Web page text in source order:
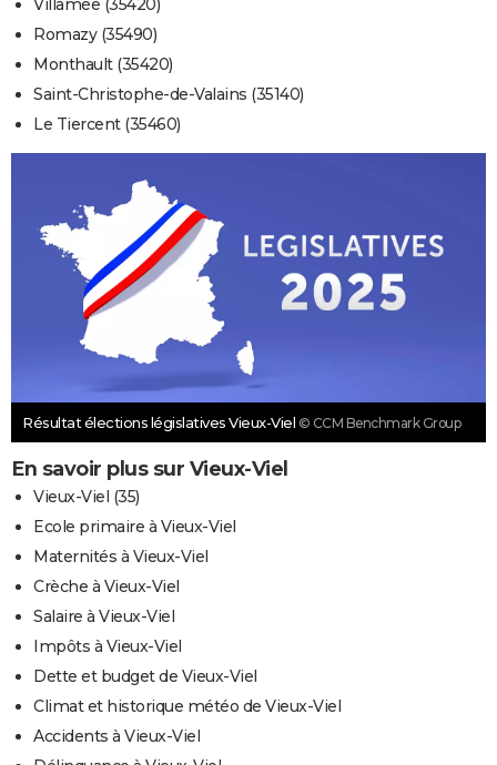
Villamée (35420)
Romazy (35490)
Monthault (35420)
Saint-Christophe-de-Valains (35140)
Le Tiercent (35460)
Résultat élections législatives Vieux-Viel © CCM Benchmark Group
En savoir plus sur Vieux-Viel
Vieux-Viel (35)
Ecole primaire à Vieux-Viel
Maternités à Vieux-Viel
Crèche à Vieux-Viel
Salaire à Vieux-Viel
Impôts à Vieux-Viel
Dette et budget de Vieux-Viel
Climat et historique météo de Vieux-Viel
Accidents à Vieux-Viel